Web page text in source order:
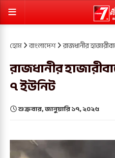
হোম বাংলাদেশ রাজধানীর
রাজধানীর
৭ ইউনিট
শুক্রবার, জানুয়ারি ১৭, ২০২৫